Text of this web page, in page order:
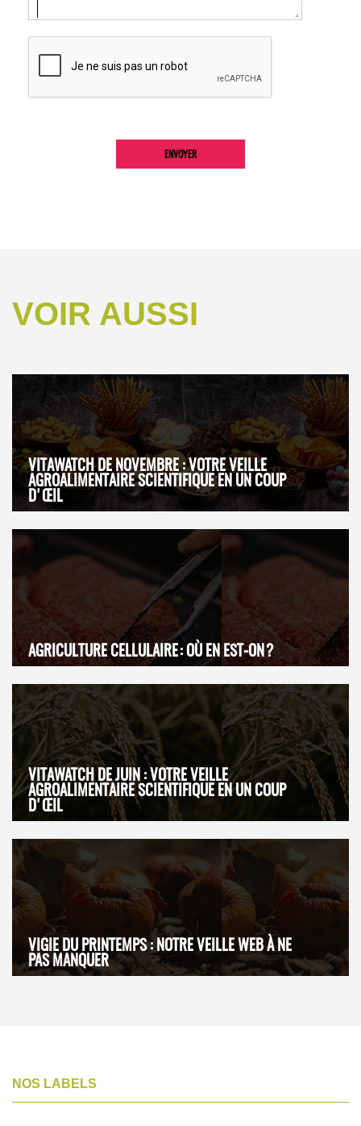
VOIR AUSSI
VITAWATCH DE NOVEMBRE : VOTRE VEILLE
AGROALIMENTAIRE SCIENTIFIQUE EN UN COUP
D'ŒIL
AGRICULTURE CELLULAIRE : OÙ EN EST-ON ?
VITAWATCH DE JUIN : VOTRE VEILLE
AGROALIMENTAIRE SCIENTIFIQUE EN UN COUP
D'ŒIL
VIGIE DU PRINTEMPS : NOTRE VEILLE WEB À NE
PAS MANQUER
NOS LABELS